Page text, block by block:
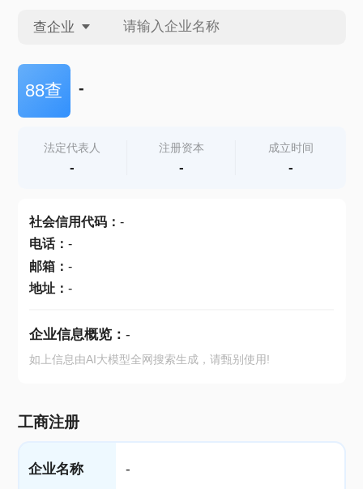
查企业
查企业
查产地
88查 -
法定代表人
-
注册资本
-
成立时间
-
社会信用代码： -
电话： -
邮箱： -
地址： -
企业信息概览： -
如上信息由AI大模型全网搜索生成，请甄别使用!
工商注册
企业名称 -